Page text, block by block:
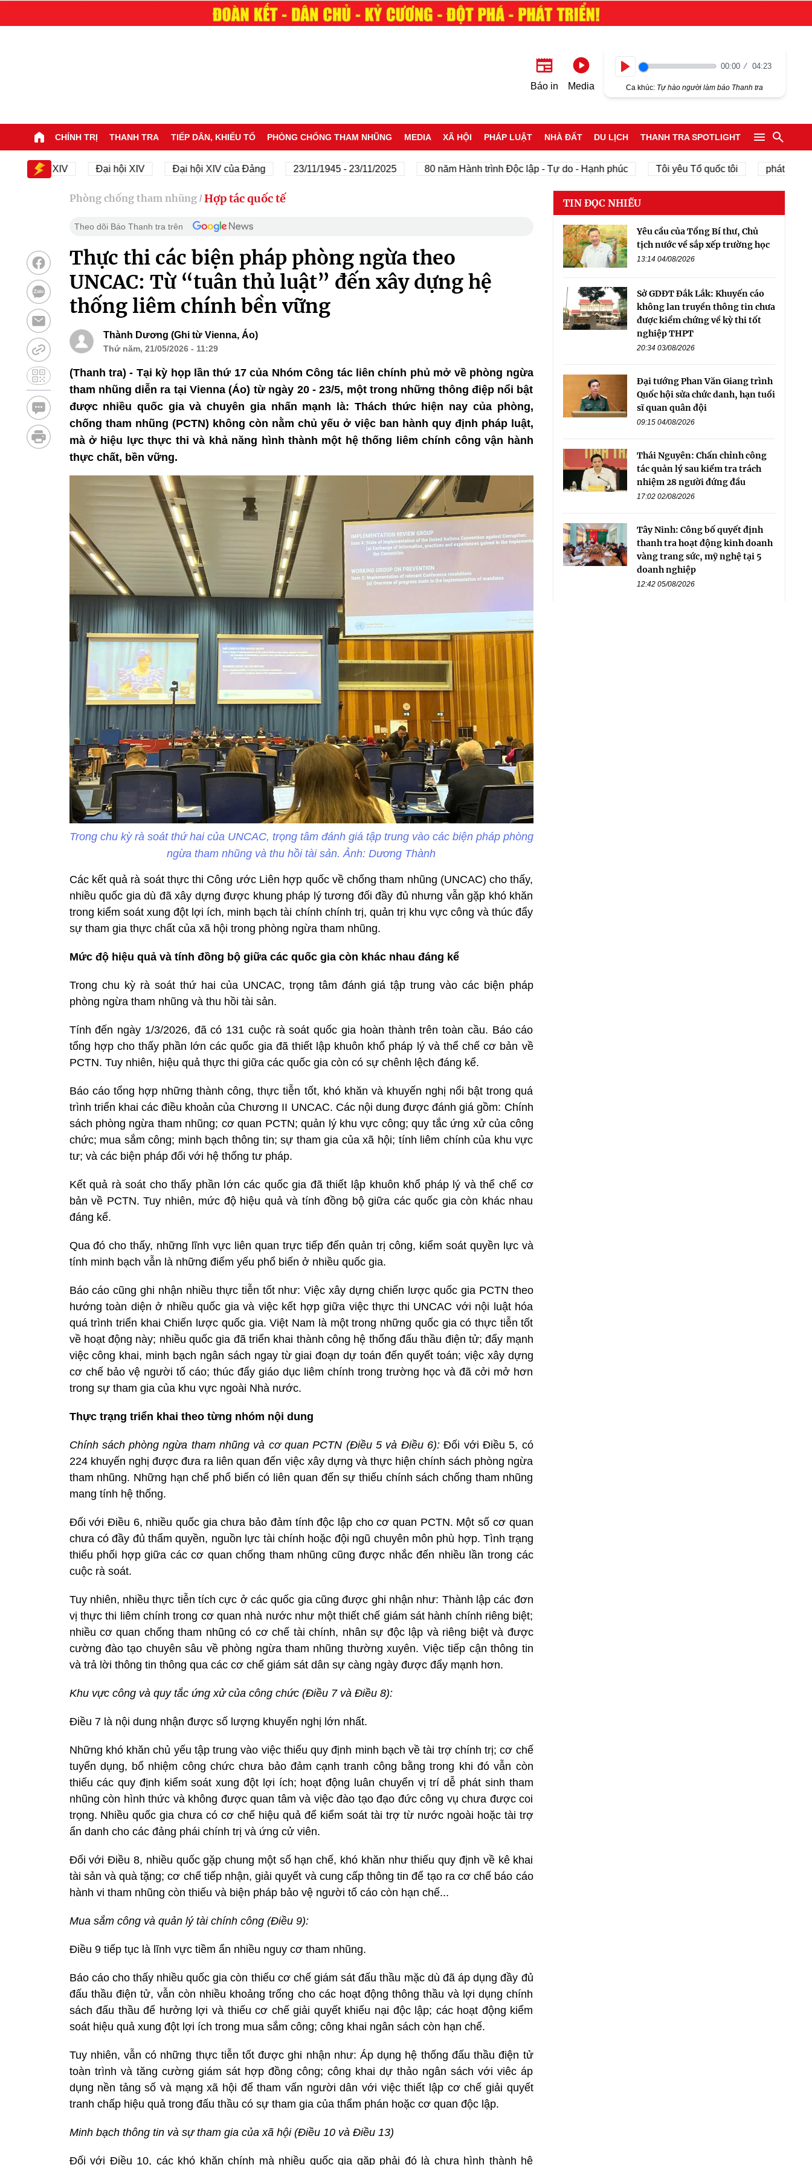
Báo in Media
00:00 04:23
Ca khúc: Tự hào người làm báo Thanh tra
CHÍNH TRỊ THANH TRA TIẾP DÂN, KHIẾU TỐ PHÒNG CHỐNG THAM NHŨNG MEDIA XÃ HỘI PHÁP LUẬT NHÀ ĐẤT DU LỊCH THANH TRA SPOTLIGHT
hội XIV Đại hội XIV Đại hội XIV của Đảng 23/11/1945 - 23/11/2025 80 năm Hành trình Độc lập - Tự do - Hạnh phúc Tôi yêu Tổ quốc tôi phát triển kinh
Phòng chống tham nhũng / Hợp tác quốc tế
Theo dõi Báo Thanh tra trên
Thực thi các biện pháp phòng ngừa theo
UNCAC: Từ “tuân thủ luật” đến xây dựng hệ
thống liêm chính bền vững
Thành Dương (Ghi từ Vienna, Áo)
Thứ năm, 21/05/2026 - 11:29
(Thanh tra) - Tại kỳ họp lần thứ 17 của Nhóm Công tác liên chính phủ mở về phòng ngừa
tham nhũng diễn ra tại Vienna (Áo) từ ngày 20 - 23/5, một trong những thông điệp nổi bật
được nhiều quốc gia và chuyên gia nhấn mạnh là: Thách thức hiện nay của phòng,
chống tham nhũng (PCTN) không còn nằm chủ yếu ở việc ban hành quy định pháp luật,
mà ở hiệu lực thực thi và khả năng hình thành một hệ thống liêm chính công vận hành
thực chất, bền vững.
Trong chu kỳ rà soát thứ hai của UNCAC, trọng tâm đánh giá tập trung vào các biện pháp phòng
ngừa tham nhũng và thu hồi tài sản. Ảnh: Dương Thành
Các kết quả rà soát thực thi Công ước Liên hợp quốc về chống tham nhũng (UNCAC) cho thấy,
nhiều quốc gia dù đã xây dựng được khung pháp lý tương đối đầy đủ nhưng vẫn gặp khó khăn
trong kiểm soát xung đột lợi ích, minh bạch tài chính chính trị, quản trị khu vực công và thúc đẩy
sự tham gia thực chất của xã hội trong phòng ngừa tham nhũng.
Mức độ hiệu quả và tính đồng bộ giữa các quốc gia còn khác nhau đáng kể
Trong chu kỳ rà soát thứ hai của UNCAC, trọng tâm đánh giá tập trung vào các biện pháp
phòng ngừa tham nhũng và thu hồi tài sản.
Tính đến ngày 1/3/2026, đã có 131 cuộc rà soát quốc gia hoàn thành trên toàn cầu. Báo cáo
tổng hợp cho thấy phần lớn các quốc gia đã thiết lập khuôn khổ pháp lý và thể chế cơ bản về
PCTN. Tuy nhiên, hiệu quả thực thi giữa các quốc gia còn có sự chênh lệch đáng kể.
Báo cáo tổng hợp những thành công, thực tiễn tốt, khó khăn và khuyến nghị nổi bật trong quá
trình triển khai các điều khoản của Chương II UNCAC. Các nội dung được đánh giá gồm: Chính
sách phòng ngừa tham nhũng; cơ quan PCTN; quản lý khu vực công; quy tắc ứng xử của công
chức; mua sắm công; minh bạch thông tin; sự tham gia của xã hội; tính liêm chính của khu vực
tư; và các biện pháp đối với hệ thống tư pháp.
Kết quả rà soát cho thấy phần lớn các quốc gia đã thiết lập khuôn khổ pháp lý và thể chế cơ
bản về PCTN. Tuy nhiên, mức độ hiệu quả và tính đồng bộ giữa các quốc gia còn khác nhau
đáng kể.
Qua đó cho thấy, những lĩnh vực liên quan trực tiếp đến quản trị công, kiểm soát quyền lực và
tính minh bạch vẫn là những điểm yếu phổ biến ở nhiều quốc gia.
Báo cáo cũng ghi nhận nhiều thực tiễn tốt như: Việc xây dựng chiến lược quốc gia PCTN theo
hướng toàn diện ở nhiều quốc gia và việc kết hợp giữa việc thực thi UNCAC với nội luật hóa
quá trình triển khai Chiến lược quốc gia. Việt Nam là một trong những quốc gia có thực tiễn tốt
về hoạt động này; nhiều quốc gia đã triển khai thành công hệ thống đấu thầu điện tử; đẩy mạnh
việc công khai, minh bạch ngân sách ngay từ giai đoạn dự toán đến quyết toán; việc xây dựng
cơ chế bảo vệ người tố cáo; thúc đẩy giáo dục liêm chính trong trường học và đã cởi mở hơn
trong sự tham gia của khu vực ngoài Nhà nước.
Thực trạng triển khai theo từng nhóm nội dung
Chính sách phòng ngừa tham nhũng và cơ quan PCTN (Điều 5 và Điều 6):Đối với Điều 5, có
224 khuyến nghị được đưa ra liên quan đến việc xây dựng và thực hiện chính sách phòng ngừa
tham nhũng. Những hạn chế phổ biến có liên quan đến sự thiếu chính sách chống tham nhũng
mang tính hệ thống.
Đối với Điều 6, nhiều quốc gia chưa bảo đảm tính độc lập cho cơ quan PCTN. Một số cơ quan
chưa có đầy đủ thẩm quyền, nguồn lực tài chính hoặc đội ngũ chuyên môn phù hợp. Tình trạng
thiếu phối hợp giữa các cơ quan chống tham nhũng cũng được nhắc đến nhiều lần trong các
cuộc rà soát.
Tuy nhiên, nhiều thực tiễn tích cực ở các quốc gia cũng được ghi nhận như: Thành lập các đơn
vị thực thi liêm chính trong cơ quan nhà nước như một thiết chế giám sát hành chính riêng biệt;
nhiều cơ quan chống tham nhũng có cơ chế tài chính, nhân sự độc lập và riêng biệt và được
cường đào tạo chuyên sâu về phòng ngừa tham nhũng thường xuyên. Việc tiếp cận thông tin
và trả lời thông tin thông qua các cơ chế giám sát dân sự càng ngày được đẩy mạnh hơn.
Khu vực công và quy tắc ứng xử của công chức (Điều 7 và Điều 8):
Điều 7 là nội dung nhận được số lượng khuyến nghị lớn nhất.
Những khó khăn chủ yếu tập trung vào việc thiếu quy định minh bạch về tài trợ chính trị; cơ chế
tuyển dụng, bổ nhiệm công chức chưa bảo đảm cạnh tranh công bằng trong khi đó vẫn còn
thiếu các quy định kiểm soát xung đột lợi ích; hoạt động luân chuyển vị trí dễ phát sinh tham
nhũng còn hình thức và không được quan tâm và việc đào tạo đạo đức công vụ chưa được coi
trọng. Nhiều quốc gia chưa có cơ chế hiệu quả để kiểm soát tài trợ từ nước ngoài hoặc tài trợ
ẩn danh cho các đảng phái chính trị và ứng cử viên.
Đối với Điều 8, nhiều quốc gặp chung một số hạn chế, khó khăn như thiếu quy định về kê khai
tài sản và quà tặng; cơ chế tiếp nhận, giải quyết và cung cấp thông tin để tạo ra cơ chế báo cáo
hành vi tham nhũng còn thiếu và biện pháp bảo vệ người tố cáo còn hạn chế...
Mua sắm công và quản lý tài chính công (Điều 9):
Điều 9 tiếp tục là lĩnh vực tiềm ẩn nhiều nguy cơ tham nhũng.
Báo cáo cho thấy nhiều quốc gia còn thiếu cơ chế giám sát đấu thầu mặc dù đã áp dụng đầy đủ
đấu thầu điện tử, vẫn còn nhiều khoảng trống cho các hoạt động thông thầu và lợi dụng chính
sách đấu thầu để hưởng lợi và thiếu cơ chế giải quyết khiếu nại độc lập; các hoạt động kiểm
soát hiệu quả xung đột lợi ích trong mua sắm công; công khai ngân sách còn hạn chế.
Tuy nhiên, vẫn có những thực tiễn tốt được ghi nhận như: Áp dụng hệ thống đấu thầu điện tử
toàn trình và tăng cường giám sát hợp đồng công; công khai dự thảo ngân sách với viêc áp
dụng nền tảng số và mạng xã hội để tham vấn người dân với việc thiết lập cơ chế giải quyết
tranh chấp hiệu quả trong đấu thầu có sự tham gia của thẩm phán hoặc cơ quan độc lập.
Minh bạch thông tin và sự tham gia của xã hội (Điều 10 và Điều 13)
Đối với Điều 10, các khó khăn chính mà nhiều quốc gia gặp phải đó là chưa hình thành hệ
TIN ĐỌC NHIỀU
Yêu cầu của Tổng Bí thư, Chủ
tịch nước về sắp xếp trường học
13:14 04/08/2026
Sở GDĐT Đắk Lắk: Khuyến cáo
không lan truyền thông tin chưa
được kiểm chứng về kỳ thi tốt
nghiệp THPT
20:34 03/08/2026
Đại tướng Phan Văn Giang trình
Quốc hội sửa chức danh, hạn tuổi
sĩ quan quân đội
09:15 04/08/2026
Thái Nguyên: Chấn chỉnh công
tác quản lý sau kiểm tra trách
nhiệm 28 người đứng đầu
17:02 02/08/2026
Tây Ninh: Công bố quyết định
thanh tra hoạt động kinh doanh
vàng trang sức, mỹ nghệ tại 5
doanh nghiệp
12:42 05/08/2026